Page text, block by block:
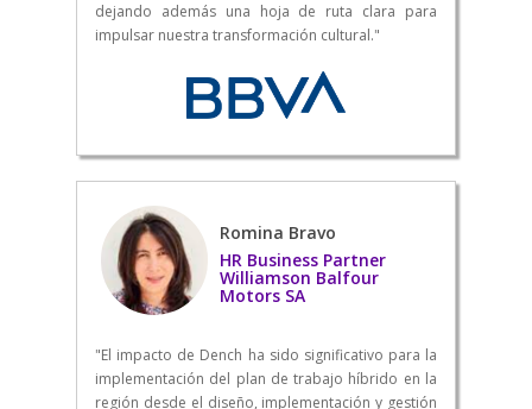
dejando además una hoja de ruta clara para
impulsar nuestra transformación cultural."
Romina Bravo
HR Business Partner
Williamson Balfour
Motors SA
"El impacto de Dench ha sido significativo para la
implementación del plan de trabajo híbrido en la
región desde el diseño, implementación y gestión